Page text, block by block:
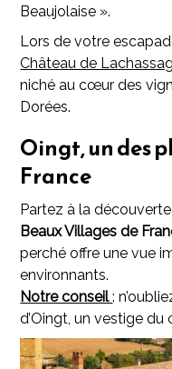
Beaujolaise ».
Lors de votre
Château de
niché au cœur des
Dorées.
Oingt, un des
France
Partez à la découverte
Beaux Villages de
perché offre une vue
environnants.
Notre conseil:
d’Oingt, un vestige